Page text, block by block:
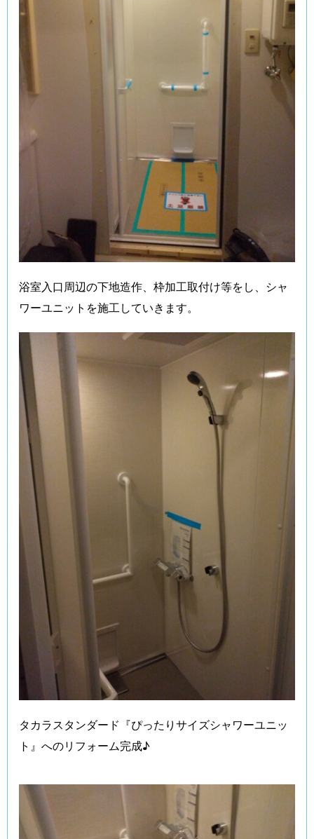
浴室入口周辺の下地造作、枠加工取付け等をし、シャ
ワーユニットを施工していきます。
タカラスタンダード『ぴったりサイズシャワーユニッ
ト』へのリフォーム完成♪